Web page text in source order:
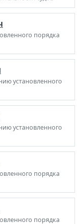
порядка
установленного
установленного
порядка
порядка